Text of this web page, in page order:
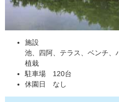
施設
池、四阿、テラス、ベンチ、
植栽
駐車場 120台
休園日 なし